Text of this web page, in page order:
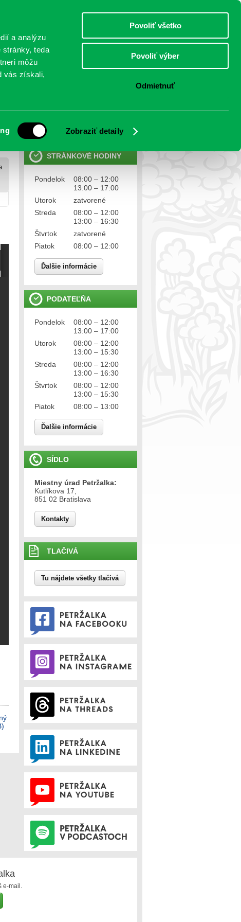
a analýzu
stránky, teda
môžu
vás získali,
Zobraziť detaily
Povoliť všetko
Povoliť výber
Odmietnuť
KONTAKTY
Ochrana osobných údajov
STRÁNKOVÉ HODINY
Pondelok
08:00 – 12:00
13:00 – 17:00
Utorok
zatvorené
Streda
08:00 – 12:00
13:00 – 16:30
Štvrtok
zatvorené
Piatok
08:00 – 12:00
Ďalšie informácie
PODATEĽŇA
Pondelok
08:00 – 12:00
13:00 – 17:00
Utorok
08:00 – 12:00
13:00 – 15:30
Streda
08:00 – 12:00
13:00 – 16:30
Štvrtok
08:00 – 12:00
13:00 – 15:30
Piatok
08:00 – 13:00
Ďalšie informácie
SÍDLO
Miestny úrad Petržalka:
Kutlíkova 17,
851 02 Bratislava
Kontakty
TLAČIVÁ
Tu nájdete všetky tlačivá
e-mail.